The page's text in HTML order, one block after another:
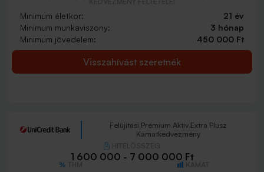
Minimum életkor:
21 év
Minimum munkaviszony:
3 hónap
Minimum jövedelem:
450 000 Ft
Visszahívást szeretnék
Felújítási Prémium Aktív Extra Plusz
Kamatkedvezmény
1 600 000 - 7 000 000 Ft